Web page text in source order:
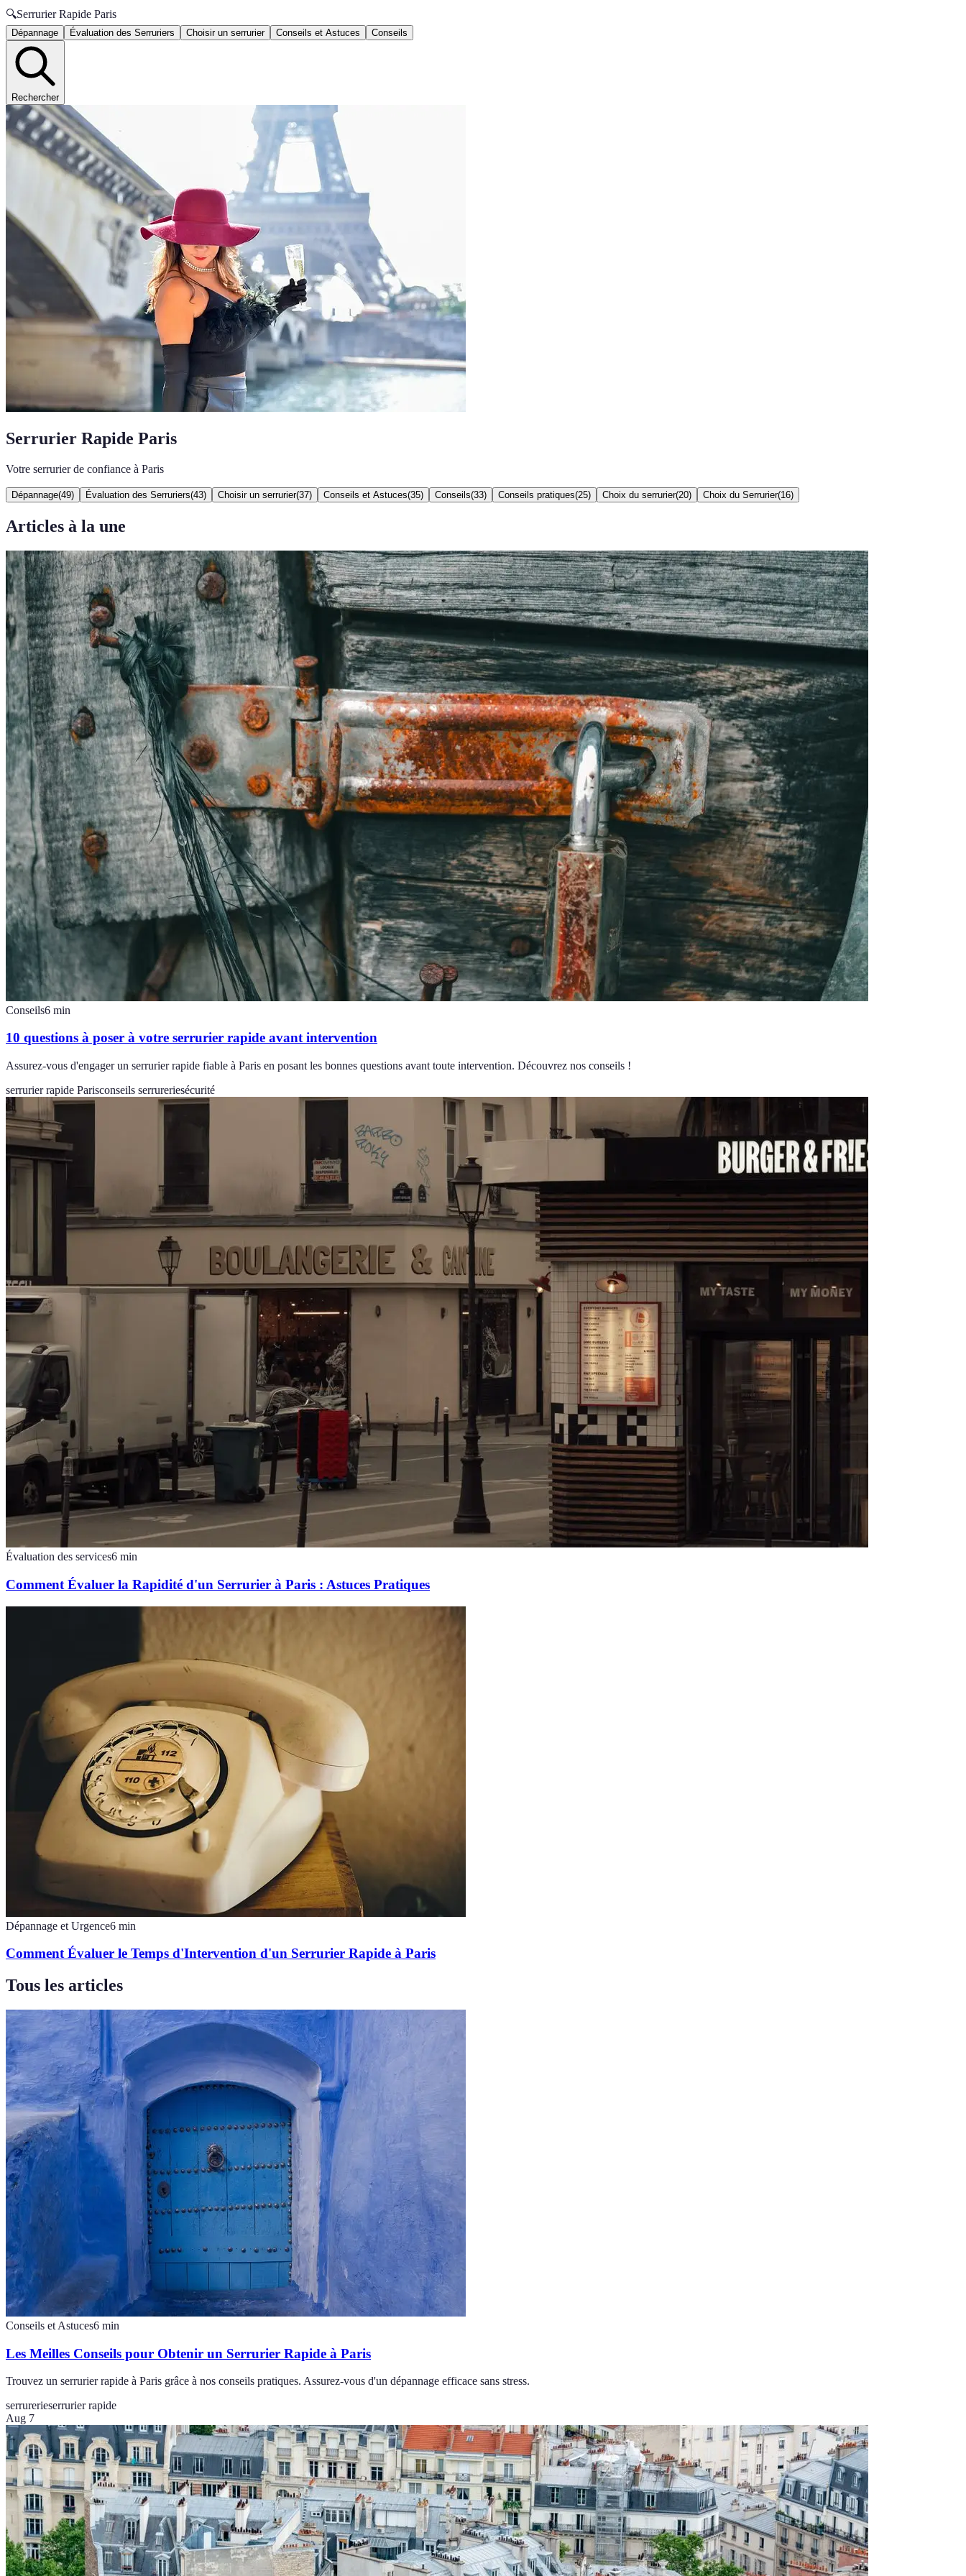
🔍Serrurier Rapide Paris
Dépannage Évaluation des Serruriers Choisir un serrurier Conseils et Astuces Conseils
Rechercher
Serrurier Rapide Paris
Votre serrurier de confiance à Paris
Dépannage(49) Évaluation des Serruriers(43) Choisir un serrurier(37) Conseils et Astuces(35) Conseils(33) Conseils pratiques(25) Choix du serrurier(20) Choix du Serrurier(16)
Articles à la une
Conseils6 min
10 questions à poser à votre serrurier rapide avant intervention
Assurez-vous d'engager un serrurier rapide fiable à Paris en posant les bonnes questions avant toute intervention. Découvrez nos conseils !
serrurier rapide Parisconseils serrureriesécurité
Évaluation des services6 min
Comment Évaluer la Rapidité d'un Serrurier à Paris : Astuces Pratiques
Dépannage et Urgence6 min
Comment Évaluer le Temps d'Intervention d'un Serrurier Rapide à Paris
Tous les articles
Conseils et Astuces6 min
Les Meilles Conseils pour Obtenir un Serrurier Rapide à Paris
Trouvez un serrurier rapide à Paris grâce à nos conseils pratiques. Assurez-vous d'un dépannage efficace sans stress.
serrurerieserrurier rapide
Aug 7